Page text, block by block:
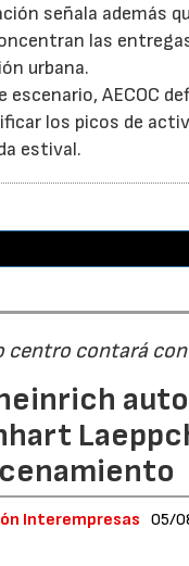
señala además
las
urbana.
escenario, AECOC
los picos de
estival.
centro contará
Interempresas 05/